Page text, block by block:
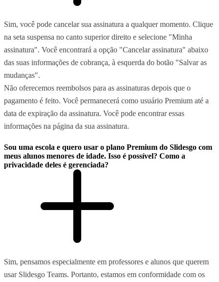
Sim, você pode cancelar sua assinatura a qualquer momento. Clique
na seta suspensa no canto superior direito e selecione "Minha
assinatura". Você encontrará a opção "Cancelar assinatura" abaixo
das suas informações de cobrança, à esquerda do botão "Salvar as
mudanças".
Não oferecemos reembolsos para as assinaturas depois que o
pagamento é feito. Você permanecerá como usuário Premium até a
data de expiração da assinatura. Você pode encontrar essas
informações na página da sua assinatura.
Sou uma escola e quero usar o plano Premium do Slidesgo com
meus alunos menores de idade. Isso é possível? Como a
privacidade deles é gerenciada?
Sim, pensamos especialmente em professores e alunos que querem
usar Slidesgo Teams. Portanto, estamos em conformidade com os